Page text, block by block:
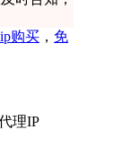
购买 ， 免
理IP